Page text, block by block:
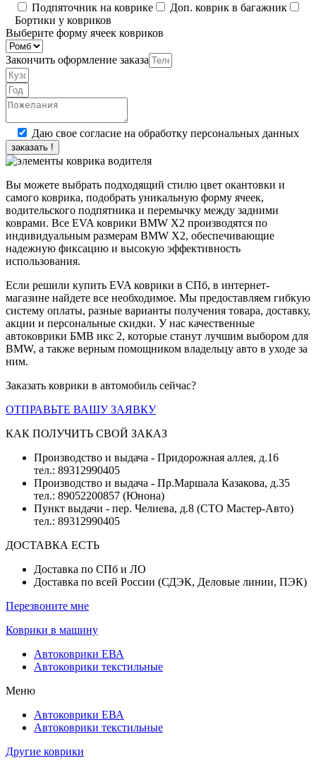
Подпяточник на коврике
Доп. коврик в багажник
Бортики у ковриков
Выберите форму ячеек ковриков
Закончить оформление заказа
Даю свое согласие на обработку персональных данных
заказать !
Вы можете выбрать подходящий стилю цвет окантовки и
самого коврика, подобрать уникальную форму ячеек,
водительского подпятника и перемычку между задними
коврами. Все EVA коврики BMW X2 производятся по
индивидуальным размерам BMW X2, обеспечивающие
надежную фиксацию и высокую эффективность
использования.
Если решили купить EVA коврики в СПб, в интернет-
магазине найдете все необходимое. Мы предоставляем гибкую
систему оплаты, разные варианты получения товара, доставку,
акции и персональные скидки. У нас качественные
автоковрики БМВ икс 2, которые станут лучшим выбором для
BMW, а также верным помощником владельцу авто в уходе за
ним.
Заказать коврики в автомобиль сейчас?
ОТПРАВЬТЕ ВАШУ ЗАЯВКУ
КАК ПОЛУЧИТЬ СВОЙ ЗАКАЗ
Производство и выдача - Придорожная аллея, д.16
тел.: 89312990405
Производство и выдача - Пр.Маршала Казакова, д.35
тел.: 89052200857 (Юнона)
Пункт выдачи - пер. Челиева, д.8 (СТО Мастер-Авто)
тел.: 89312990405
ДОСТАВКА ЕСТЬ
Доставка по СПб и ЛО
Доставка по всей России (СДЭК, Деловые линии, ПЭК)
Перезвоните мне
Коврики в машину
Автоковрики ЕВА
Автоковрики текстильные
Меню
Автоковрики ЕВА
Автоковрики текстильные
Другие коврики